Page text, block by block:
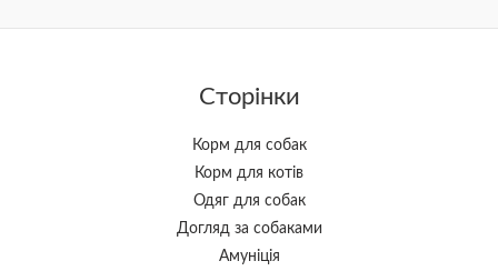
Сторінки
Корм для собак
Корм для котів
Одяг для собак
Догляд за собаками
Амуніція